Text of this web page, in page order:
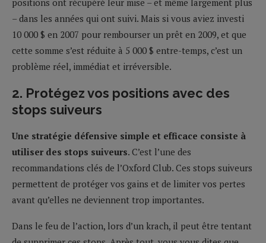
– dans les années qui ont suivi. Mais si vous aviez investi
10 000 $ en 2007 pour rembourser un prêt en 2009, et que
cette somme s’est réduite à 5 000 $ entre-temps, c’est un
problème réel, immédiat et irréversible.
2. Protégez vos positions avec des
stops suiveurs
Une stratégie défensive simple et efficace consiste à
utiliser des stops suiveurs. C’est l’une des
recommandations clés de l’Oxford Club. Ces stops suiveurs
permettent de protéger vos gains et de limiter vos pertes
avant qu’elles ne deviennent trop importantes.
Dans le feu de l’action, lors d’un krach, il peut être tentant